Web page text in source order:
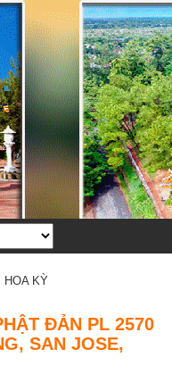
KỲ
ĐẢN PL 2570
SAN JOSE,